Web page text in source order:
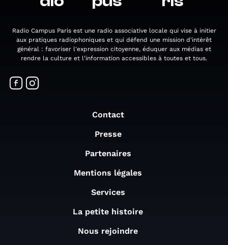
Radio Campus Paris est une radio associative locale qui vise à initier
aux pratiques radiophoniques et qui défend une mission d'intérêt
général : favoriser l'expression citoyenne, éduquer aux médias et
rendre la culture et l'information accessibles à toutes et tous.
Contact
Presse
Partenaires
Mentions légales
Services
La petite histoire
Nous rejoindre